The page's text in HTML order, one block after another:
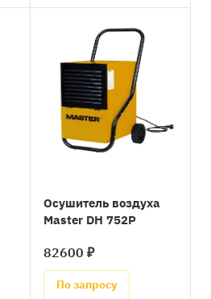
Oсушитель воздуха
Master DH 752P
82600 ₽
По запросу